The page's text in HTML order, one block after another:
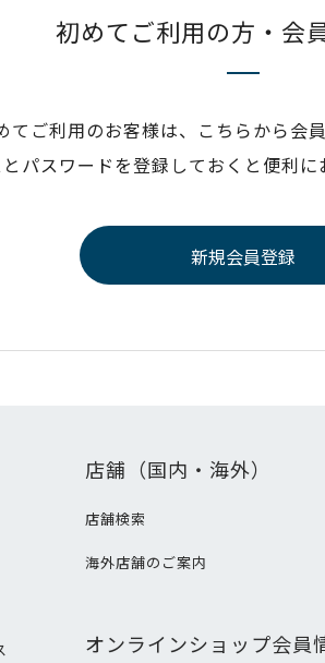
初めてご利用の方・会
てご利用のお客様は、こちらから会
パスワードを登録しておくと便利に
店舗（国内・海外）
店舗検索
海外店舗のご案内
オンラインショップ会員